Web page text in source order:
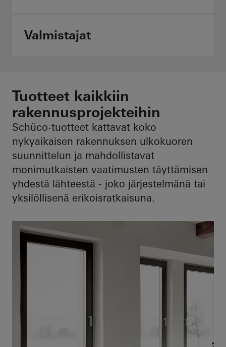
Valmistajat
Tuotteet kaikkiin
rakennusprojekteihin
Schüco-tuotteet kattavat koko
nykyaikaisen rakennuksen ulkokuoren
suunnittelun ja mahdollistavat
monimutkaisten vaatimusten täyttämisen
yhdestä lähteestä - joko järjestelmänä tai
yksilöllisenä erikoisratkaisuna.